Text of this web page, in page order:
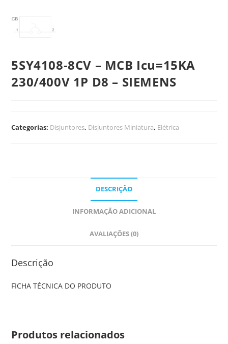
5SY4108-8CV – MCB Icu=15KA
230/400V 1P D8 – SIEMENS
Categorias: Disjuntores, Disjuntores Miniatura, Elétrica
DESCRIÇÃO
INFORMAÇÃO ADICIONAL
AVALIAÇÕES (0)
Descrição
FICHA TÉCNICA DO PRODUTO
Produtos relacionados